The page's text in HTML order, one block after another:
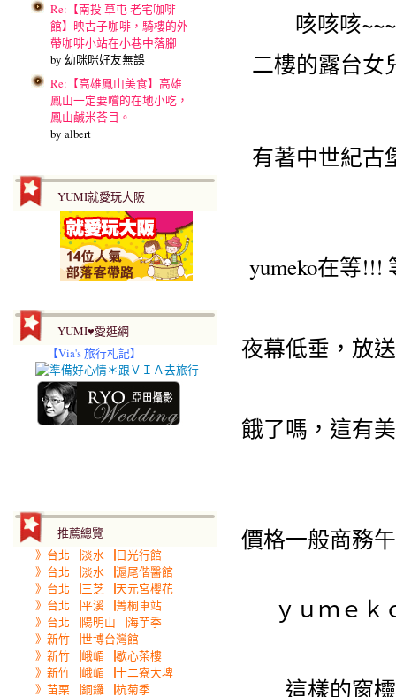
Re:【南投 草屯 老宅咖啡
館】映古子咖啡，騎樓的外
帶咖啡小站在小巷中落腳
by 幼咪咪好友無誤
Re:【高雄鳳山美食】高雄
鳳山一定要嚐的在地小吃，
鳳山鹹米荅目。
by albert
YUMI就愛玩大阪
YUMI♥愛逛網
【Via's 旅行札記】
推薦總覽
》台北▕淡水▕日光行館
》台北▕淡水▕滬尾偕醫館
》台北▕三芝▕天元宮櫻花
》台北▕平溪▕菁桐車站
》台北▕陽明山▕海芋季
》新竹▕世博台灣館
》新竹▕峨嵋▕歇心茶樓
》新竹▕峨嵋▕十二寮大埤
》苗栗▕銅鑼▕杭菊季
咳咳咳
二樓的露台女
有著中世紀古
yumeko在等
夜幕低垂，放
餓了嗎，這有
價格一般商務
ｙｕｍｅｋ
這樣的窗